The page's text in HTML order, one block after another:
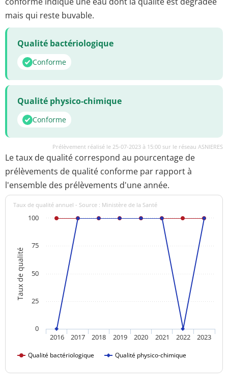
mais qui reste buvable.
Qualité bactériologique
Conforme
Qualité physico-chimique
Conforme
Prélèvement réalisé le 25-07-2023 à 15:00 sur le réseau ASNIERES
Le taux de qualité correspond au pourcentage de
prélèvements de qualité conforme par rapport à
l'ensemble des prélèvements d'une année.
Taux de qualité
Taux de qualité annuel - Source : Ministère de la Santé
Qualité bactériologique Qualité physico-chimique
2016 2017 2018 2019 2020 2021 2022 2023
0
25
50
75
100